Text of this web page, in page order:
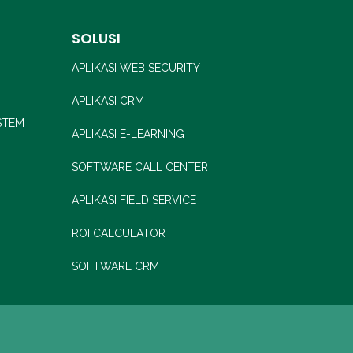
SOLUSI
APLIKASI WEB SECURITY
APLIKASI CRM
APLIKASI E-LEARNING
SOFTWARE CALL CENTER
APLIKASI FIELD SERVICE
ROI CALCULATOR
SOFTWARE CRM